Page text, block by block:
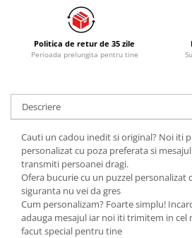
Politica de retur de 35 zile
Perioada prelungita pentru tine
Descriere
Cauti un cadou inedit si original? Noi iti
personalizat cu poza preferata si
transmiti persoanei dragi.
Ofera bucurie cu un puzzel personalizat
siguranta nu vei da gres
Cum personalizam? Foarte simplu!
adauga mesajul iar noi iti trimitem in cel
facut special pentru tine